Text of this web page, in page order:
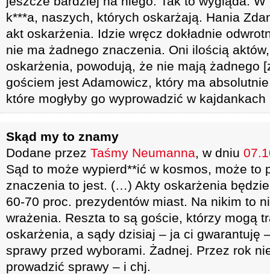
k***a, naszych, których oskarżają. Hania
akt oskarżenia. Idzie wręcz dokładnie
nie ma żadnego znaczenia. Oni ilością
oskarżenia, powodują, że nie mają żadnego
gościem jest Adamowicz, który ma
które mogłyby go wyprowadzić w kajdankach
Skąd my to znamy
Dodane przez Taśmy Neumanna, w dniu
Sąd to może wypierd**ić w kosmos, może to
znaczenia to jest. (…) Akty oskarżenia
60-70 proc. prezydentów miast. Na nikim to
wrażenia. Reszta to są goście, którzy mogą
oskarżenia, a sądy dzisiaj – ja ci gwarantuję
sprawy przed wyborami. Żadnej. Przez rok
prowadzić sprawy – i chj.